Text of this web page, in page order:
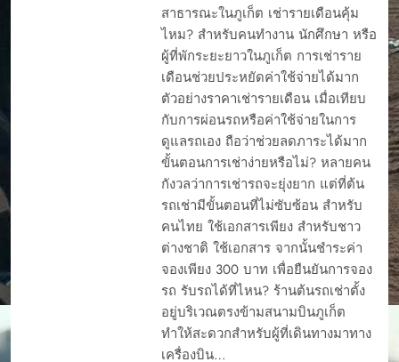
สาธารณะในภูเก็ต เช่ารายเดือนคุ้ม
ไหม? สำหรับคนทำงาน นักศึกษา หรือ
ผู้ที่พักระยะยาวในภูเก็ต การเช่าราย
เดือนช่วยประหยัดค่าใช้จ่ายได้มาก
ตัวอย่างราคาเช่ารายเดือน เมื่อเทียบ
กับการผ่อนรถหรือค่าใช้จ่ายในการ
ดูแลรถเอง ถือว่าช่วยลดภาระได้มาก
ขั้นตอนการเช่าง่ายหรือไม่? หลายคน
กังวลว่าการเช่ารถจะยุ่งยาก แต่ที่ต้น
รถเช่ามีขั้นตอนที่ไม่ซับซ้อน สำหรับ
คนไทย ใช้เอกสารเพียง สำหรับชาว
ต่างชาติ ใช้เอกสาร จากนั้นชำระค่า
จองเพียง 300 บาท เพื่อยืนยันการจอง
รถ รับรถได้ที่ไหน? ร้านต้นรถเช่าตั้ง
อยู่บริเวณตรงข้ามสนามบินภูเก็ต
ทำให้สะดวกสำหรับผู้ที่เดินทางมาทาง
เครื่องบิน…